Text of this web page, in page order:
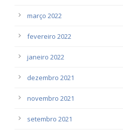
março 2022
fevereiro 2022
janeiro 2022
dezembro 2021
novembro 2021
setembro 2021